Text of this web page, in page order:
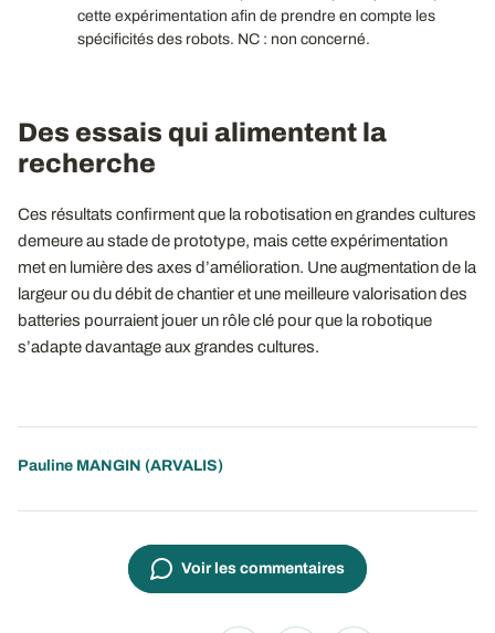
cette expérimentation afin de prendre en compte les
spécificités des robots. NC : non concerné.
Des essais qui alimentent la
recherche
Ces résultats confirment que la robotisation en grandes cultures
demeure au stade de prototype, mais cette expérimentation
met en lumière des axes d’amélioration. Une augmentation de la
largeur ou du débit de chantier et une meilleure valorisation des
batteries pourraient jouer un rôle clé pour que la robotique
s’adapte davantage aux grandes cultures.
Pauline MANGIN (ARVALIS)
Voir les commentaires